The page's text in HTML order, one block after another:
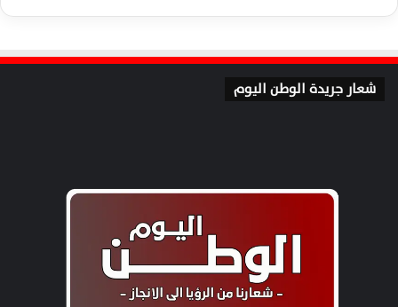
شعار جريدة الوطن اليوم